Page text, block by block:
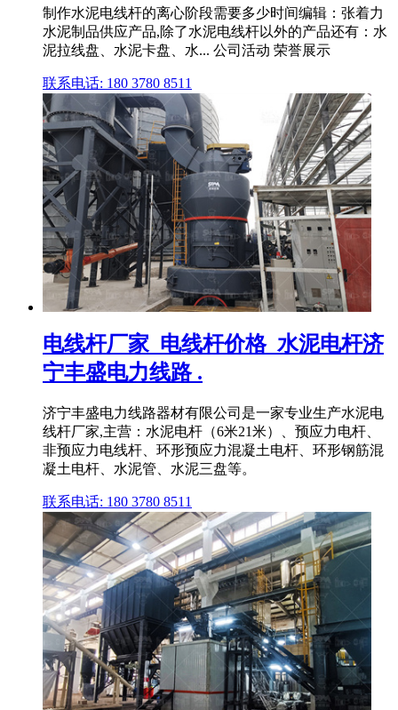
制作水泥电线杆的离心阶段需要多少时间编辑：张着力
水泥制品供应产品,除了水泥电线杆以外的产品还有：水
泥拉线盘、水泥卡盘、水... 公司活动 荣誉展示
联系电话: 180 3780 8511
电线杆厂家_电线杆价格_水泥电杆济
宁丰盛电力线路 .
济宁丰盛电力线路器材有限公司是一家专业生产水泥电
线杆厂家,主营：水泥电杆（6米21米）、预应力电杆、
非预应力电线杆、环形预应力混凝土电杆、环形钢筋混
凝土电杆、水泥管、水泥三盘等。
联系电话: 180 3780 8511